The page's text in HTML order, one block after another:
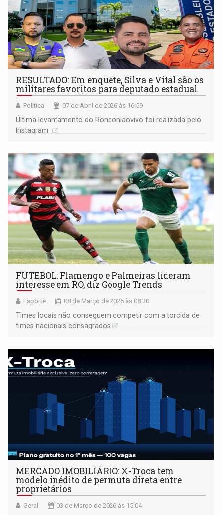
RESULTADO: Em enquete, Silva e Vital são os
militares favoritos para deputado estadual
Política 07 de Abril de 2026 às 16:59
Última levantamento do Rondoniaovivo foi realizada pelo
Instagram
FUTEBOL: Flamengo e Palmeiras lideram
interesse em RO, diz Google Trends
Esporte 08 de Março de 2026 às 08:30
Times locais não conseguem competir com a torcida de
times nacionais consagrados
MERCADO IMOBILIÁRIO: X-Troca tem
modelo inédito de permuta direta entre
proprietários
Geral 03 de Março de 2026 às 15:04